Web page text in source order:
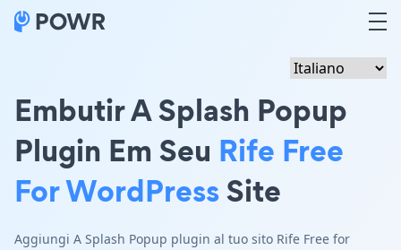
Embutir A Splash Popup
Plugin Em Seu Rife Free
For WordPressSite
Aggiungi A Splash Popup plugin al tuo sito Rife Free for